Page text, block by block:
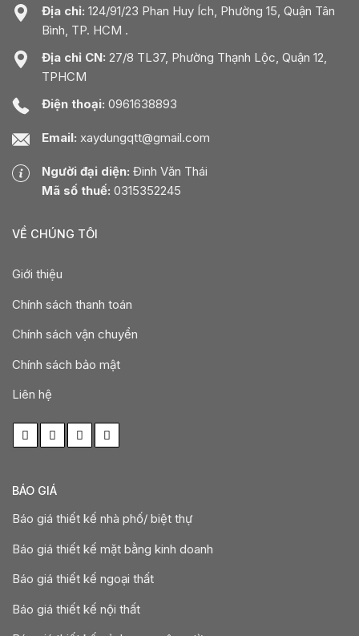
Địa chỉ: 124/91/23 Phan Huy Ích, Phường 15, Quận Tân
Bình, TP. HCM .
Địa chỉ CN: 27/8 TL37, Phường Thạnh Lộc, Quận 12,
TPHCM
Điện thoại: 0961638893
Email: xaydungqtt@gmail.com
Người đại diện: Đinh Văn Thái
Mã số thuế: 0315352245
VỀ CHÚNG TÔI
Giới thiệu
Chính sách thanh toán
Chính sách vận chuyển
Chính sách bảo mật
Liên hệ
BÁO GIÁ
Báo giá thiết kế nhà phố/ biệt thự
Báo giá thiết kế mặt bằng kinh doanh
Báo giá thiết kế ngoại thất
Báo giá thiết kế nội thất